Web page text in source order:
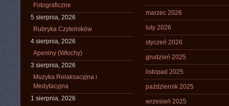
Fotograficzne
5 sierpnia, 2026
Rubryka Czytelników
4 sierpnia, 2026
Apeniny (Włochy)
3 sierpnia, 2026
Muzyka Relaksacyjna i
Medytacyjna
1 sierpnia, 2026
marzec 2026
luty 2026
styczeń 2026
grudzień 2025
listopad 2025
październik 2025
wrzesień 2025